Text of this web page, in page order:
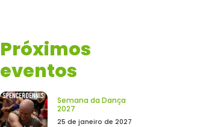
Próximos
eventos
Semana da Dança
2027
25 de janeiro de 2027